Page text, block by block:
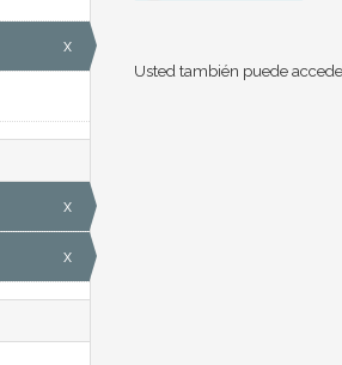
x
x
x
Usted también puede